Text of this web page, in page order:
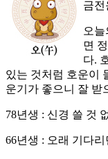
금전
오늘
면
다.
있는 것처럼 호운이
운기가 좋으니 잘 받
78년생 : 신경 쓸 것
66년생 : 오래 기다